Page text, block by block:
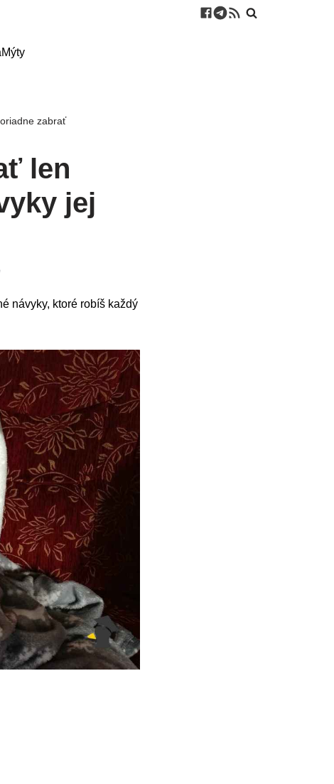
Mýty
zabrať
len
jej
návyky, ktoré robíš každý